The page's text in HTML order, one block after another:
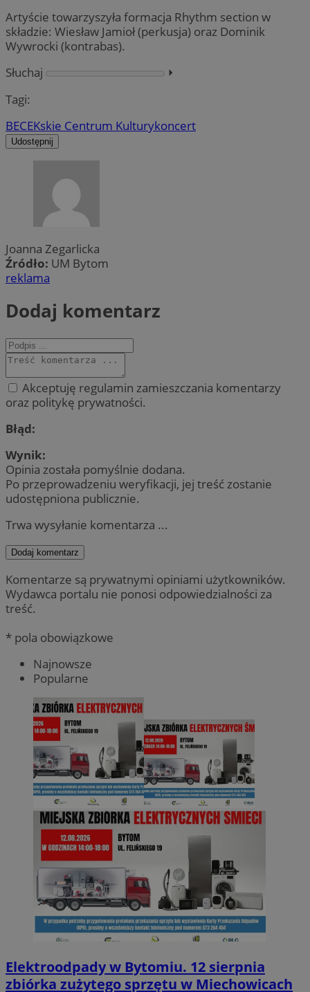
Artyście towarzyszyła formacja Rhythm section w
składzie: Wiesław Jamioł (perkusja) oraz Dominik
Wywrocki (kontrabas).
Słuchaj
⏵︎
Tagi:
BECEKskie Centrum Kulturykoncert
Udostępnij
Joanna Zegarlicka
Źródło: UM Bytom
reklama
Dodaj komentarz
Akceptuję regulamin zamieszczania komentarzy
oraz politykę prywatności.
Błąd:
Wynik:
Opinia została pomyślnie dodana.
Po przeprowadzeniu weryfikacji, jej treść zostanie
udostępniona publicznie.
Trwa wysyłanie komentarza ...
Dodaj komentarz
Komentarze są prywatnymi opiniami użytkowników.
Wydawca portalu nie ponosi odpowiedzialności za
treść.
* pola obowiązkowe
Najnowsze
Popularne
Elektroodpady w Bytomiu. 12 sierpnia
zbiórka zużytego sprzętu w Miechowicach